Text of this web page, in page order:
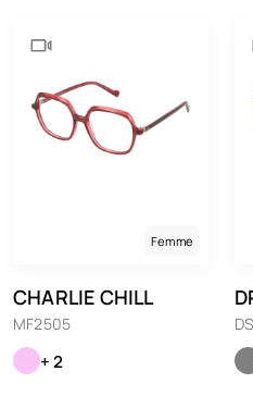
Femme
CHARLIE CHILL
MF2505
+ 2